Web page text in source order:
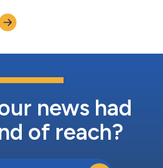
、ナスダック・グローバル・セレク
ィッカーシンボル「IQMX」で取引が
上場はIQMにとって大きな節目とな
る企業となります。今回の取引による
こととなりました。 IQMは、好調な販
な事業展開を背景に株式市場に参入し
ンピュータメーカーよりも多い数とな
...
news had
of reach?